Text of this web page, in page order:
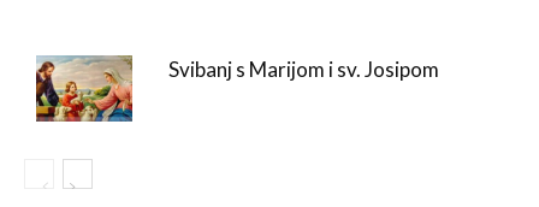
Svibanj s Marijom i sv. Josipom